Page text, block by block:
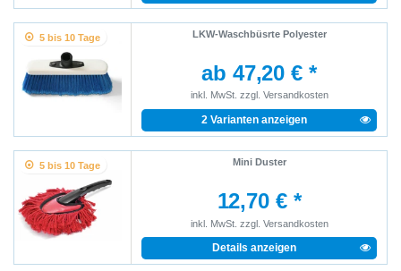
5 bis 10 Tage LKW-Waschbüsrte Polyester
ab 47,20 € *
inkl. MwSt. zzgl. Versandkosten
2 Varianten anzeigen
5 bis 10 Tage Mini Duster
12,70 € *
inkl. MwSt. zzgl. Versandkosten
Details anzeigen